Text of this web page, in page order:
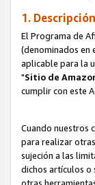
1.
El Programa de
(denominados en
aplicable para la
"Sitio de
cumplir con este
Cuando nuestros
para realizar
sujeción a las
dichos artículos o
otras